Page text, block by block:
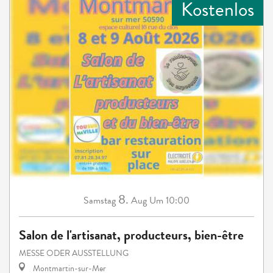
Kostenlos
Samstag 8. Aug Um 10:00
Salon de l'artisanat, producteurs, bien-être
MESSE ODER AUSSTELLUNG
Montmartin-sur-Mer